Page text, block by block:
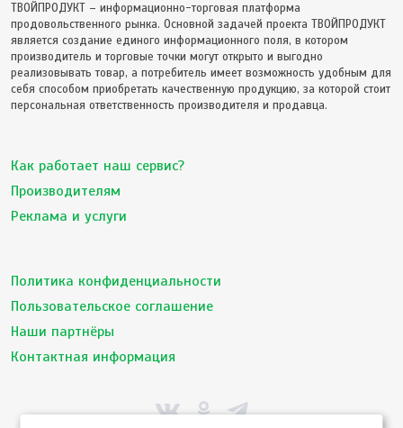
ТВОЙПРОДУКТ – информационно-торговая платформа
продовольственного рынка. Основной задачей проекта ТВОЙПРОДУКТ
является создание единого информационного поля, в котором
производитель и торговые точки могут открыто и выгодно
реализовывать товар, а потребитель имеет возможность удобным для
себя способом приобретать качественную продукцию, за которой стоит
персональная ответственность производителя и продавца.
Как работает наш сервис?
Производителям
Реклама и услуги
Политика конфиденциальности
Пользовательское соглашение
Наши партнёры
Контактная информация